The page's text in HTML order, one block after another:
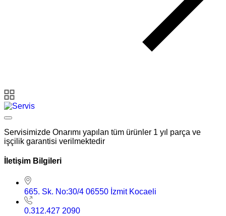
Servisimizde Onarımı yapılan tüm ürünler 1 yıl parça ve
işçilik garantisi verilmektedir
İletişim Bilgileri
665. Sk. No:30/4 06550 İzmit Kocaeli
0.312.427 2090